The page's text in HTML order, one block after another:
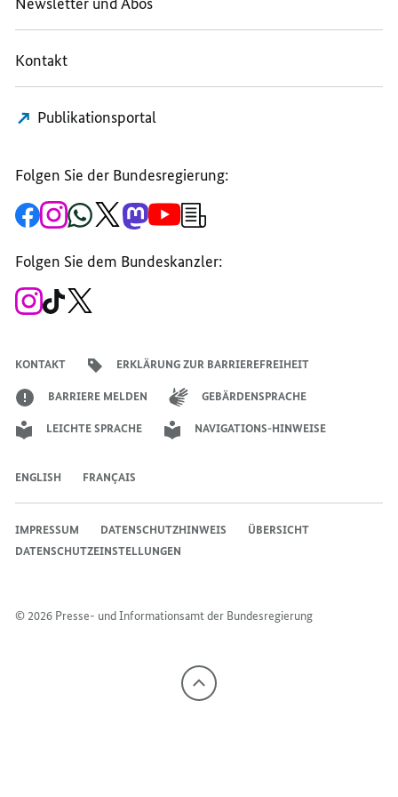
Kontakt
Publikationsportal
Folgen Sie der Bundesregierung:
Zur
Facebook-
Bundesregierung
Zum
Instagram-
der
Bundesregierung
Zum
WhatsApp-
der
Bundesregierung
Zum
X-
Regierungssprechers
Zum
Mastodon-
der
Bundesregierung
Zum
YouTube-
Bundesregierung
Anmeldung
Folgen Sie dem Bundeskanzler:
Zum
Instagram-
Zum
TikTok-
KONTAKT ERKLÄRUNG ZUR BARRIEREFREIHEIT
BARRIERE MELDEN GEBÄRDENSPRACHE
LEICHTE SPRACHE NAVIGATIONS-HINWEISE
ENGLISH FRANÇAIS
© 2026 Presse- und Informationsamt der Bundesregierung
IMPRESSUM DATENSCHUTZHINWEIS
ÜBERSICHT
DATENSCHUTZEINSTELLUNGEN
Nach
oben